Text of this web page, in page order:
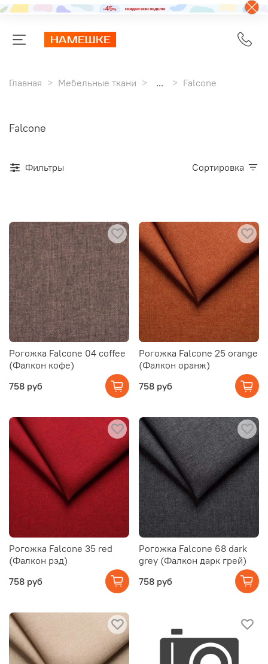
Главная Мебельные ткани ... Falcone
Falcone
Фильтры Сортировка
Рогожка Falcone 04 coffee
(Фалкон кофе)
758 руб
Рогожка Falcone 25 orange
(Фалкон оранж)
758 руб
Рогожка Falcone 35 red
(Фалкон рэд)
758 руб
Рогожка Falcone 68 dark
grey (Фалкон дарк грей)
758 руб